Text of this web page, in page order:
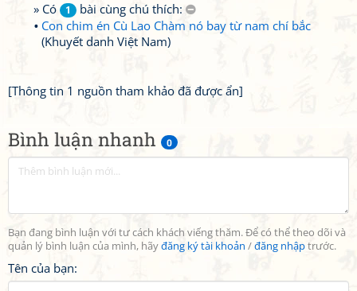
Bình luận nhanh 0
Bạn đang bình luận với tư cách khách viếng thăm. Để có thể theo dõi và
quản lý bình luận của mình, hãyđăng ký tài khoản /đăng nhậptrước.
Tên của bạn:
» Có
1
bài cùng chú thích:
Con chim én Cù Lao Chàm nó bay từ nam chí bắc
(Khuyết danh Việt Nam)
[Thông tin 1 nguồn tham khảo đã được ẩn]